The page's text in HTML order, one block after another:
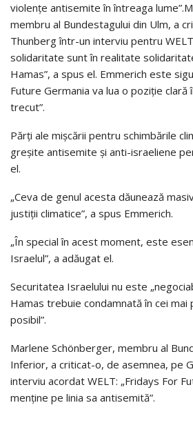
violențe antisemite în întreaga
membru al Bundestagului din Ulm, a
Thunberg într-un interviu pentru
solidaritate sunt în realitate
Hamas”, a spus el. Emmerich este
Future Germania va lua o poziție clară
trecut”.
Părți ale mișcării pentru schimbările
greșite antisemite și anti-israeliene
el.
„Ceva de genul acesta dăunează
justiții climatice”, a spus Emmerich.
„În special în acest moment, este
Israelul”, a adăugat el.
Securitatea Israelului nu este
Hamas trebuie condamnată în cei
posibil”.
Marlene Schönberger, membru al
Inferior, a criticat-o, de asemnea, pe
interviu acordat WELT: „Fridays For
menține pe linia sa antisemită”.